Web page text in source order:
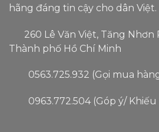
hãng đáng tin cậy cho dân Việt.
260 Lê Văn Việt, Tăng Nhơn
Thành phố Hồ Chí Minh
0563.725.932 (Gọi mua
0963.772.504 (Góp ý/ Khiếu